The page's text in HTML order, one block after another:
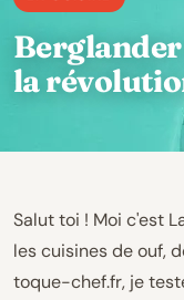
Berglander
la
Salut toi ! Moi c'est
les cuisines de ouf,
toque-chef.fr, je